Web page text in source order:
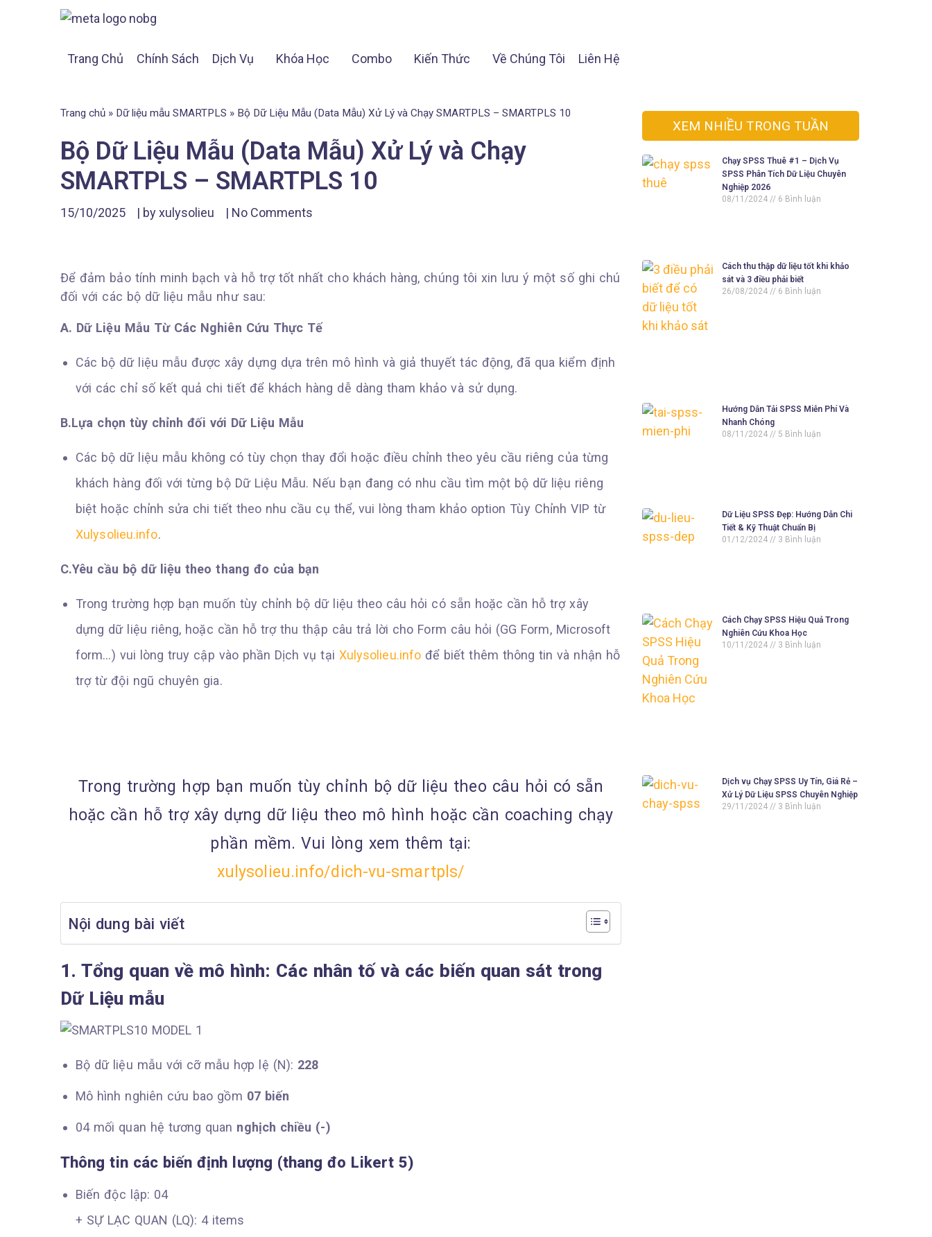
Trang Chủ Chính Sách Dịch Vụ Khóa Học Combo Kiến Thức Về Chúng Tôi Liên Hệ
Trang chủ » Dữ liệu mẫu SMARTPLS » Bộ Dữ Liệu Mẫu (Data Mẫu) Xử Lý và Chạy SMARTPLS – SMARTPLS 10
Bộ Dữ Liệu Mẫu (Data Mẫu) Xử Lý và Chạy
SMARTPLS – SMARTPLS 10
15/10/2025 | byxulysolieu | No Comments
Để đảm bảo tính minh bạch và hỗ trợ tốt nhất cho khách hàng, chúng tôi xin lưu ý một số ghi chú
đối với các bộ dữ liệu mẫu như sau:
A. Dữ Liệu Mẫu Từ Các Nghiên Cứu Thực Tế
Các bộ dữ liệu mẫu được xây dựng dựa trên mô hình và giả thuyết tác động, đã qua kiểm định
với các chỉ số kết quả chi tiết để khách hàng dễ dàng tham khảo và sử dụng.
B.Lựa chọn tùy chỉnh đối với Dữ Liệu Mẫu
Các bộ dữ liệu mẫu không có tùy chọn thay đổi hoặc điều chỉnh theo yêu cầu riêng của từng
khách hàng đối với từng bộ Dữ Liệu Mẫu. Nếu bạn đang có nhu cầu tìm một bộ dữ liệu riêng
biệt hoặc chỉnh sửa chi tiết theo nhu cầu cụ thể, vui lòng tham khảo option Tùy Chỉnh VIP từ
Xulysolieu.info.
C.Yêu cầu bộ dữ liệu theo thang đo của bạn
Trong trường hợp bạn muốn tùy chỉnh bộ dữ liệu theo câu hỏi có sẵn hoặc cần hỗ trợ xây
dựng dữ liệu riêng, hoặc cần hỗ trợ thu thập câu trả lời cho Form câu hỏi (GG Form, Microsoft
form…) vui lòng truy cập vào phần Dịch vụ tại Xulysolieu.info để biết thêm thông tin và nhận hỗ
trợ từ đội ngũ chuyên gia.
Trong trường hợp bạn muốn tùy chỉnh bộ dữ liệu theo câu hỏi có sẵn
hoặc cần hỗ trợ xây dựng dữ liệu theo mô hình hoặc cần coaching chạy
phần mềm. Vui lòng xem thêm tại:
xulysolieu.info/dich-vu-smartpls/
Nội dung bài viết
1. Tổng quan về mô hình: Các nhân tố và các biến quan sát trong
Dữ Liệu mẫu
Bộ dữ liệu mẫu với cỡ mẫu hợp lệ (N): 228
Mô hình nghiên cứu bao gồm 07 biến
04 mối quan hệ tương quan nghịch chiều (-)
Thông tin các biến định lượng (thang đo Likert 5)
Biến độc lập: 04
+ SỰ LẠC QUAN (LQ): 4 items
XEM NHIỀU TRONG TUẦN
Chạy SPSS Thuê #1 – Dịch Vụ
SPSS Phân Tích Dữ Liệu Chuyên
Nghiệp 2026
08/11/2024
6 Bình luận
Cách thu thập dữ liệu tốt khi khảo
sát và 3 điều phải biết
26/08/2024
6 Bình luận
Hướng Dẫn Tải SPSS Miễn Phí Và
Nhanh Chóng
08/11/2024
5 Bình luận
Dữ Liệu SPSS Đẹp: Hướng Dẫn Chi
Tiết & Kỹ Thuật Chuẩn Bị
01/12/2024
3 Bình luận
Cách Chạy SPSS Hiệu Quả Trong
Nghiên Cứu Khoa Học
10/11/2024
3 Bình luận
Dịch vụ Chạy SPSS Uy Tín, Giá Rẻ –
Xử Lý Dữ Liệu SPSS Chuyên Nghiệp
29/11/2024
3 Bình luận